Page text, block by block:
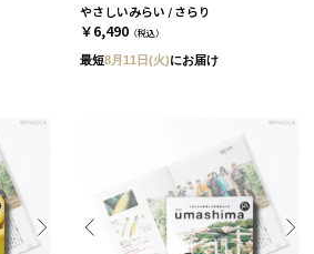
やさしいみらい / さらり
￥6,490 （税込）
最短8月11日(火)にお届け